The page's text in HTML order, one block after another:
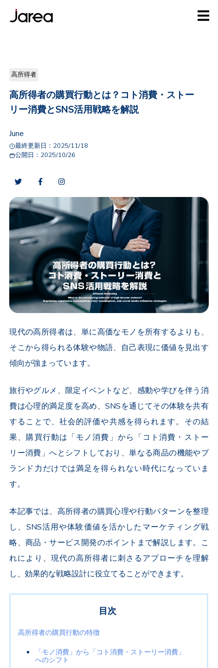
高所得者
高所得者の購買行動とは？コト消費・ストー
リー消費とSNS活用戦略を解説
June
最終更新日： 2025/11/18
公開日： 2025/10/26
現代の高所得者は、単に高価なモノを所有するよりも、
そこから得られる体験や物語、自己表現に価値を見出す
傾向が強まっています。
旅行やグルメ、限定イベントなど、感動や学びを伴う消
費は心理的満足度を高め、SNSを通じてその体験を共有
することで、社会的評価や共感を得られます。その結
果、購買行動は「モノ消費」から「コト消費・ストー
リー消費」へとシフトしており、単なる商品の機能やブ
ランド力だけでは満足を得られない時代になっていま
す。
本記事では、高所得者の購買心理や行動パターンを整理
し、SNS活用や体験価値を活かしたマーケティング戦
略、商品・サービス開発のポイントまで解説します。こ
れにより、現代の高所得者に刺さるアプローチを理解
し、効果的な戦略設計に役立てることができます。
目次
高所得者の購買行動の特徴
「モノ消費」から「コト消費・ストーリー消費」
へのシフト